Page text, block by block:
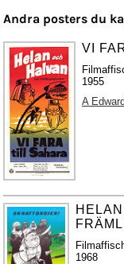
Andra posters du
VI
1955
A
1968